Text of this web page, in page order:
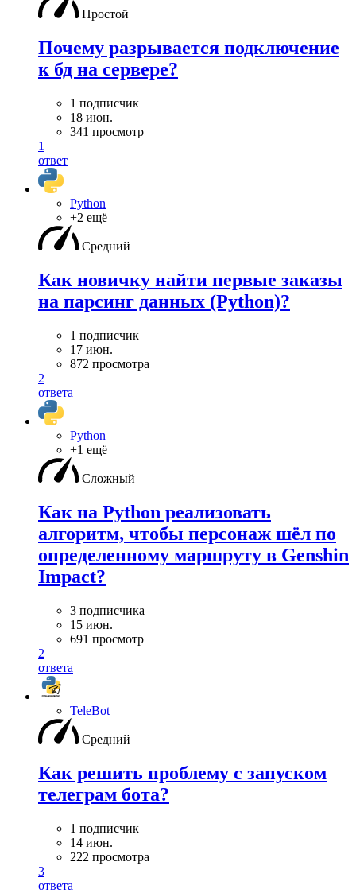
Простой
Почему разрывается подключение
к бд на сервере?
1 подписчик
18 июн.
341 просмотр
1
ответ
Python
+2 ещё
Средний
Как новичку найти первые заказы
на парсинг данных (Python)?
1 подписчик
17 июн.
872 просмотра
2
ответа
Python
+1 ещё
Сложный
Как на Python реализовать
алгоритм, чтобы персонаж шёл по
определенному маршруту в Genshin
Impact?
3 подписчика
15 июн.
691 просмотр
2
ответа
TeleBot
Средний
Как решить проблему с запуском
телеграм бота?
1 подписчик
14 июн.
222 просмотра
3
ответа